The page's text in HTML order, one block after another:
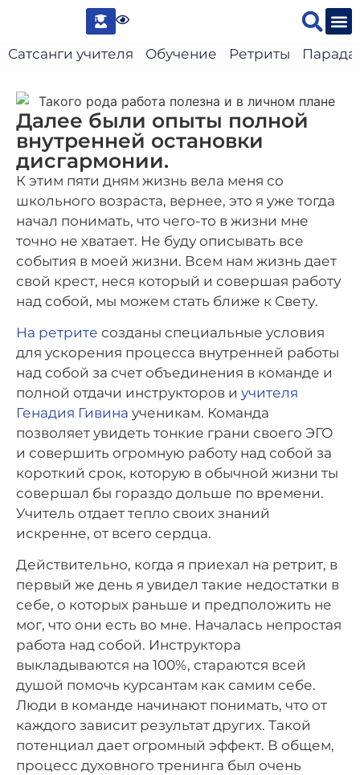
Сатсанги учителя Обучение Ретриты
Далее были опыты полной
внутренней остановки
дисгармонии.
К этим пяти дням жизнь вела меня со
школьного возраста, вернее, это я уже тогда
начал понимать, что чего-то в жизни мне
точно не хватает. Не буду описывать все
события в моей жизни. Всем нам жизнь дает
свой крест, неся который и совершая работу
над собой, мы можем стать ближе к Свету.
На ретрите созданы специальные условия
для ускорения процесса внутренней работы
над собой за счет объединения в команде и
полной отдачи инструкторов и учителя
Генадия Гивина ученикам. Команда
позволяет увидеть тонкие грани своего ЭГО
и совершить огромную работу над собой за
короткий срок, которую в обычной жизни ты
совершал бы гораздо дольше по времени.
Учитель отдает тепло своих знаний
искренне, от всего сердца.
Действительно, когда я приехал на ретрит, в
первый же день я увидел такие недостатки в
себе, о которых раньше и предположить не
мог, что они есть во мне. Началась непростая
работа над собой. Инструктора
выкладываются на 100%, стараются всей
душой помочь курсантам как самим себе.
Люди в команде начинают понимать, что от
каждого зависит результат других. Такой
потенциал дает огромный эффект. В общем,
процесс духовного тренинга был очень